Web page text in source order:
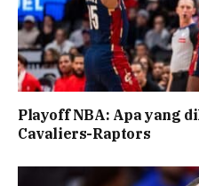
Playoff NBA: Apa yang
Cavaliers-Raptors